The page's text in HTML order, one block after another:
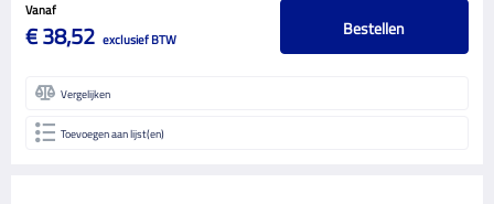
Vanaf
€ 38,52 exclusief BTW Bestellen
Vergelijken
Toevoegen aan lijst(en)